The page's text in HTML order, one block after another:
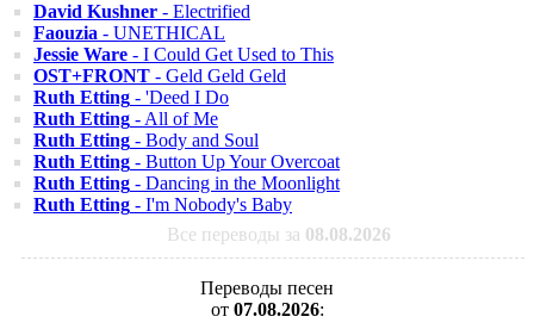
David Kushner - Electrified
Faouzia - UNETHICAL
Jessie Ware - I Could Get Used to This
OST+FRONT - Geld Geld Geld
Ruth Etting - 'Deed I Do
Ruth Etting - All of Me
Ruth Etting - Body and Soul
Ruth Etting - Button Up Your Overcoat
Ruth Etting - Dancing in the Moonlight
Ruth Etting - I'm Nobody's Baby
Все переводы за 08.08.2026
Переводы песен
от 07.08.2026: